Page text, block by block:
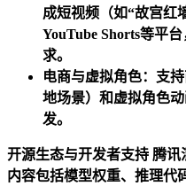
成短视频（如“故宫红
YouTube Shorts等平
求。
电商与虚拟角色：支
地场景）和虚拟角色
发。
开源生态与开发者支持 腾
内容包括模型权重、推理代